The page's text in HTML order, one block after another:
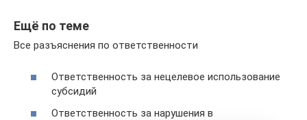
Ещё по теме
Все разъяснения по ответственности
Ответственность за нецелевое использование
субсидий
Ответственность за нарушения в